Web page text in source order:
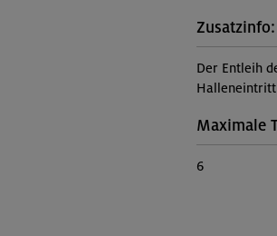
Zusatzinfo:
Der Entleih
Halleneintritt
Maximale
6